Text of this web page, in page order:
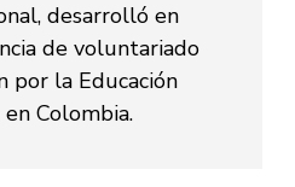
desarrolló en
de voluntariado
por la Educación
Colombia.